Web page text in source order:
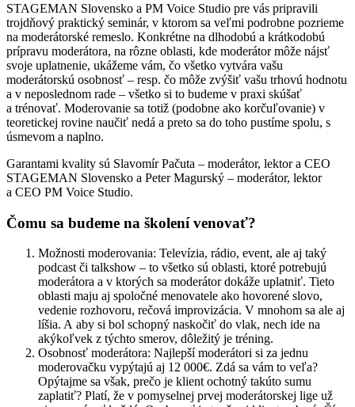
STAGEMAN Slovensko a PM Voice Studio pre vás pripravili
trojdňový praktický seminár, v ktorom sa veľmi podrobne pozrieme
na moderátorské remeslo. Konkrétne na dlhodobú a krátkodobú
prípravu moderátora, na rôzne oblasti, kde moderátor môže nájsť
svoje uplatnenie, ukážeme vám, čo všetko vytvára vašu
moderátorskú osobnosť – resp. čo môže zvýšiť vašu trhovú hodnotu
a v neposlednom rade – všetko si to budeme v praxi skúšať
a trénovať. Moderovanie sa totiž (podobne ako korčuľovanie) v
teoretickej rovine naučiť nedá a preto sa do toho pustíme spolu, s
úsmevom a naplno.
Garantami kvality sú Slavomír Pačuta – moderátor, lektor a CEO
STAGEMAN Slovensko a Peter Magurský – moderátor, lektor
a CEO PM Voice Studio.
Čomu sa budeme na školení venovať?
Možnosti moderovania: Televízia, rádio, event, ale aj taký
podcast či talkshow – to všetko sú oblasti, ktoré potrebujú
moderátora a v ktorých sa moderátor dokáže uplatniť. Tieto
oblasti maju aj spoločné menovatele ako hovorené slovo,
vedenie rozhovoru, rečová improvizácia. V mnohom sa ale aj
líšia. A aby si bol schopný naskočiť do vlak, nech ide na
akýkoľvek z týchto smerov, dôležitý je tréning.
Osobnosť moderátora: Najlepší moderátori si za jednu
moderovačku vypýtajú aj 12 000€. Zdá sa vám to veľa?
Opýtajme sa však, prečo je klient ochotný takúto sumu
zaplatiť? Platí, že v pomyselnej prvej moderátorskej lige už